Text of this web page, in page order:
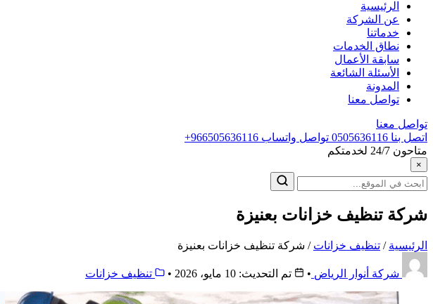
الرئيسية
عن الشركة
خدماتنا
نطاق الخدمات
سابقة الأعمال
الأسئلة الشائعة
المدونة
تواصل معنا
تواصل معنا
اتصل بنا 0505636116 تواصل واتساب +966505636116
متاحون 24/7 لخدمتكم
×
البحث
عن:
شركة تنظيف خزانات بعنيزة
الرئيسية / تنظيف خزانات / شركة تنظيف خزانات بعنيزة
شركة أنوار الرياض • تم التحديث: 10 مايو، 2026 • تنظيف خزانات